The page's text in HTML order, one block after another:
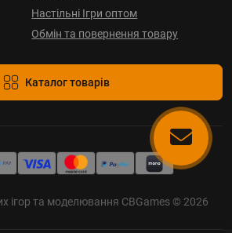
Настільні Ігри оптом
Обмін та повернення товару
Каталог товарів
ігор та моделювання CBGames © 2026